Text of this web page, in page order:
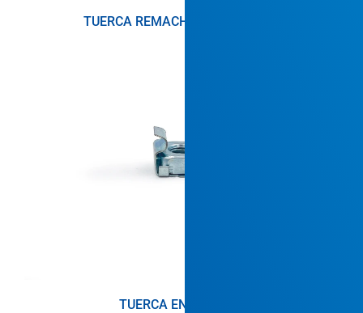
TUERCA REMACHABLE JACKNUT
TUERCA ENJAULADA